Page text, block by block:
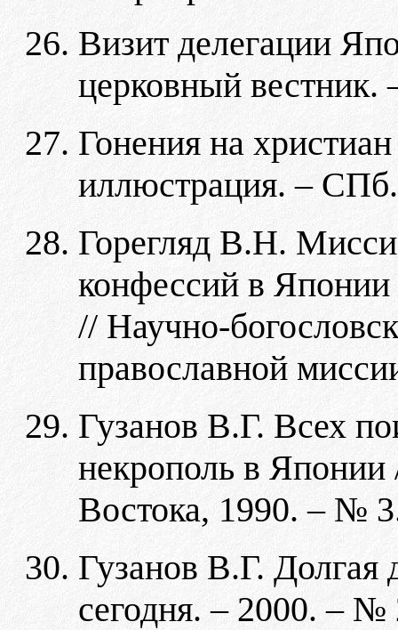
Визит делегации
церковный
Гонения на
иллюстрация. –
Горегляд В.Н.
конфессий в
// Научно-
православной
Гузанов В.Г. Всех
некрополь в
Востока, 1990. – №
Гузанов В.Г. Долгая
сегодня. – 2000. –